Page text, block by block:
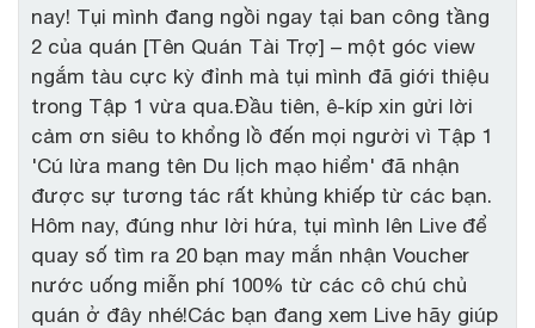
nay! Tụi mình đang ngồi ngay tại ban công tầng
2 của quán [Tên Quán Tài Trợ] – một góc view
ngắm tàu cực kỳ đỉnh mà tụi mình đã giới thiệu
trong Tập 1 vừa qua.Đầu tiên, ê-kíp xin gửi lời
cảm ơn siêu to khổng lồ đến mọi người vì Tập 1
'Cú lừa mang tên Du lịch mạo hiểm' đã nhận
được sự tương tác rất khủng khiếp từ các bạn.
Hôm nay, đúng như lời hứa, tụi mình lên Live để
quay số tìm ra 20 bạn may mắn nhận Voucher
nước uống miễn phí 100% từ các cô chú chủ
quán ở đây nhé!Các bạn đang xem Live hãy giúp